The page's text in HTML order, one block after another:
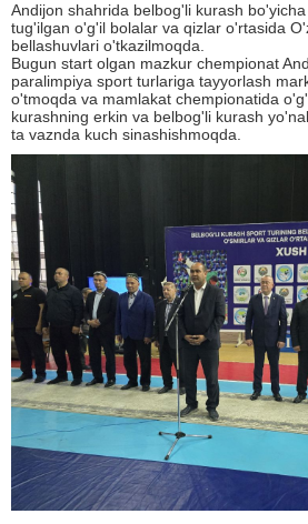
Andijon shahrida belbog'li kurash
tug'ilgan o'g'il bolalar va qizlar o'rtasida
bellashuvlari o'tkazilmoqda.
Bugun start olgan mazkur chempionat
paralimpiya sport turlariga tayyorlash
o'tmoqda va mamlakat chempionatida
kurashning erkin va belbog'li kurash
ta vaznda kuch sinashishmoqda.